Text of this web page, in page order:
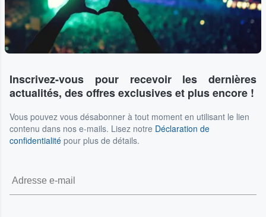
Inscrivez-vous pour recevoir les dernières
actualités, des offres exclusives et plus encore !
Vous pouvez vous désabonner à tout moment en utilisant le lien
contenu dans nos e-mails. Lisez notre Déclaration de
confidentialité pour plus de détails.